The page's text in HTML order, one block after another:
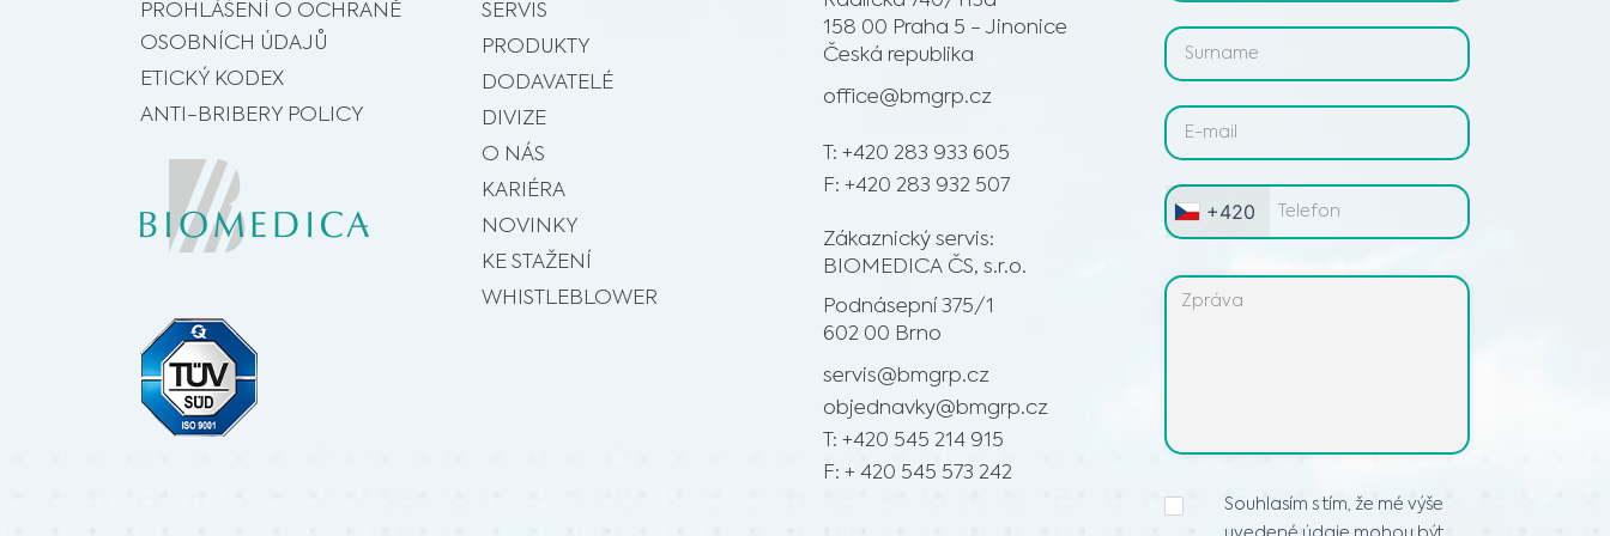
PROHLÁŠENÍ O OCHRANĚ
OSOBNÍCH ÚDAJŮ
ETICKÝ KODEX
ANTI-BRIBERY POLICY
SERVIS
PRODUKTY
DODAVATELÉ
DIVIZE
O NÁS
KARIÉRA
NOVINKY
KE STAŽENÍ
WHISTLEBLOWER
158 00 Praha 5 - Jinonice
Česká republika
office@bmgrp.cz
T: +420 283 933 605
F: +420 283 932 507
Zákaznický servis:
BIOMEDICA ČS, s.r.o.
Podnásepní 375/1
602 00 Brno
servis@bmgrp.cz
objednavky@bmgrp.cz
T: +420 545 214 915
F: + 420 545 573 242
+420
PROHLÁŠENÍ
O
Souhlasím s tím, že mé výše